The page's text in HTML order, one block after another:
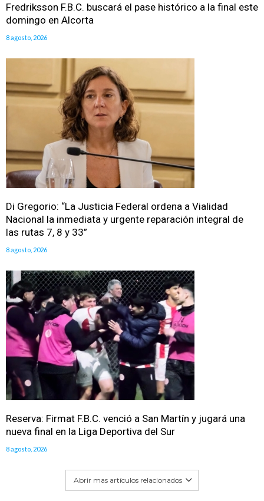
Fredriksson F.B.C. buscará el pase histórico a la final este
domingo en Alcorta
8 agosto, 2026
Di Gregorio: “La Justicia Federal ordena a Vialidad
Nacional la inmediata y urgente reparación integral de
las rutas 7, 8 y 33”
8 agosto, 2026
Reserva: Firmat F.B.C. venció a San Martín y jugará una
nueva final en la Liga Deportiva del Sur
8 agosto, 2026
Abrir mas artículos relacionados